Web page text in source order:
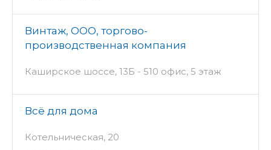
Винтаж, ООО, торгово-
производственная компания
Каширское шоссе, 13Б - 510 офис, 5 этаж
Всё для дома
Котельническая, 20